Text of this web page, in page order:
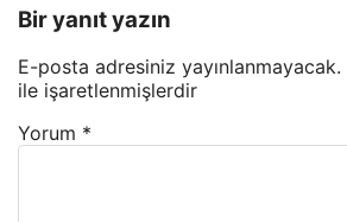
Bir yanıt yazın
E-posta adresiniz yayınlanmayacak.
ile işaretlenmişlerdir
Yorum *